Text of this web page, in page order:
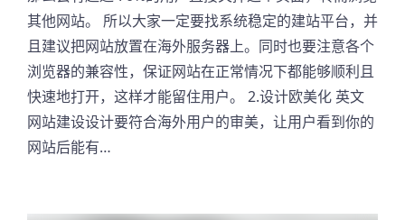
其他网站。 所以大家一定要找系统稳定的建站平台，并
且建议把网站放置在海外服务器上。同时也要注意各个
浏览器的兼容性，保证网站在正常情况下都能够顺利且
快速地打开，这样才能留住用户。 2.设计欧美化 英文
网站建设设计要符合海外用户的审美，让用户看到你的
网站后能有…